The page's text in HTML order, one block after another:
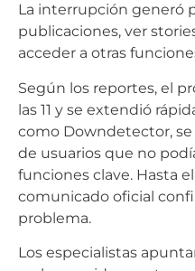
La interrupción generó
publicaciones, ver
acceder a otras
Según los reportes, el
las 11 y se extendió
como Downdetector,
de usuarios que no
funciones clave. Hasta
comunicado oficial
problema.
Los especialistas